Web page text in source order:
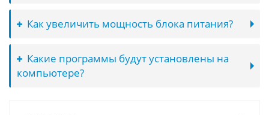
Как увеличить мощность блока питания?
Какие программы будут установлены на
компьютере?